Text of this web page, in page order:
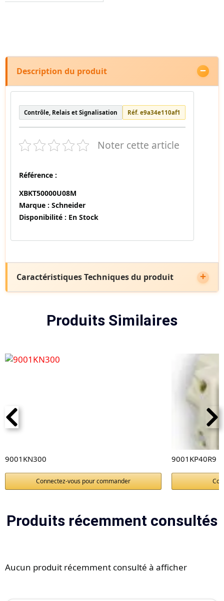
Description du produit
Contrôle, Relais et Signalisation Réf. e9a34e110af1
Noter cette article
Référence :
XBKT50000U08M
Marque : Schneider
Disponibilité : En Stock
Caractéristiques Techniques du produit
Produits Similaires
9001KN300
Connectez-vous pour commander
9001KP40R9
Produits récemment consultés
Aucun produit récemment consulté à afficher